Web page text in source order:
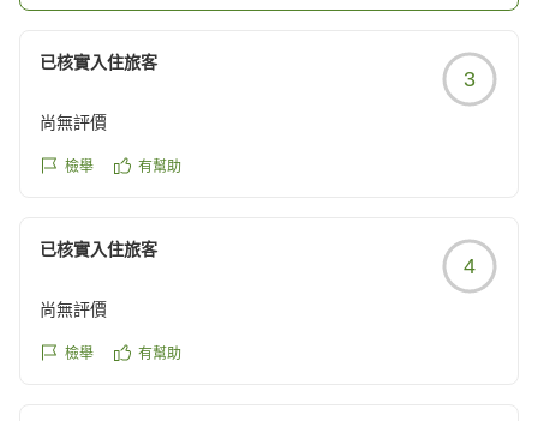
已核實入住旅客
3
尚無評價
檢舉 有幫助
已核實入住旅客
4
尚無評價
檢舉 有幫助